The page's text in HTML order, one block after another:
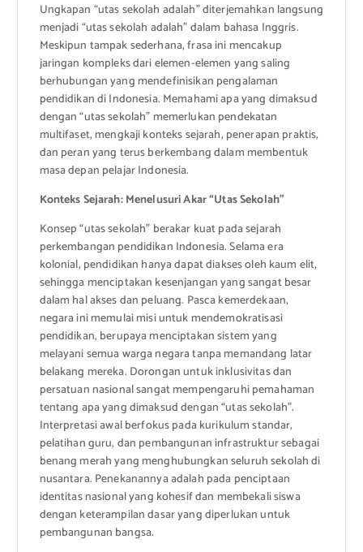
Ungkapan “utas sekolah adalah” diterjemahkan langsung
menjadi “utas sekolah adalah” dalam bahasa Inggris.
Meskipun tampak sederhana, frasa ini mencakup
jaringan kompleks dari elemen-elemen yang saling
berhubungan yang mendefinisikan pengalaman
pendidikan di Indonesia. Memahami apa yang dimaksud
dengan “utas sekolah” memerlukan pendekatan
multifaset, mengkaji konteks sejarah, penerapan praktis,
dan peran yang terus berkembang dalam membentuk
masa depan pelajar Indonesia.
Konteks Sejarah: Menelusuri Akar “Utas Sekolah”
Konsep “utas sekolah” berakar kuat pada sejarah
perkembangan pendidikan Indonesia. Selama era
kolonial, pendidikan hanya dapat diakses oleh kaum elit,
sehingga menciptakan kesenjangan yang sangat besar
dalam hal akses dan peluang. Pasca kemerdekaan,
negara ini memulai misi untuk mendemokratisasi
pendidikan, berupaya menciptakan sistem yang
melayani semua warga negara tanpa memandang latar
belakang mereka. Dorongan untuk inklusivitas dan
persatuan nasional sangat mempengaruhi pemahaman
tentang apa yang dimaksud dengan “utas sekolah”.
Interpretasi awal berfokus pada kurikulum standar,
pelatihan guru, dan pembangunan infrastruktur sebagai
benang merah yang menghubungkan seluruh sekolah di
nusantara. Penekanannya adalah pada penciptaan
identitas nasional yang kohesif dan membekali siswa
dengan keterampilan dasar yang diperlukan untuk
pembangunan bangsa.